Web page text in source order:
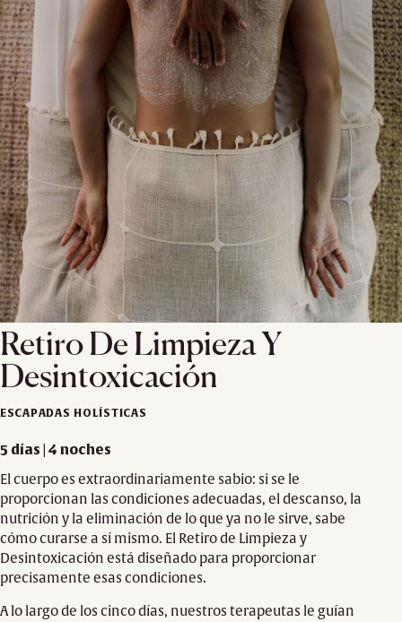
Retiro De Limpieza Y
Desintoxicación
ESCAPADAS HOLÍSTICAS
5 días | 4 noches
El cuerpo es extraordinariamente sabio: si se le
proporcionan las condiciones adecuadas, el descanso, la
nutrición y la eliminación de lo que ya no le sirve, sabe
cómo curarse a sí mismo. El Retiro de Limpieza y
Desintoxicación está diseñado para proporcionar
precisamente esas condiciones.
A lo largo de los cinco días, nuestros terapeutas le guían